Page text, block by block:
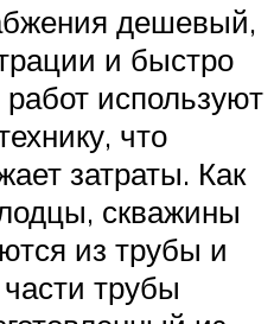
дешевый,
и быстро
используют
что
затраты. Как
скважины
из трубы и
трубы